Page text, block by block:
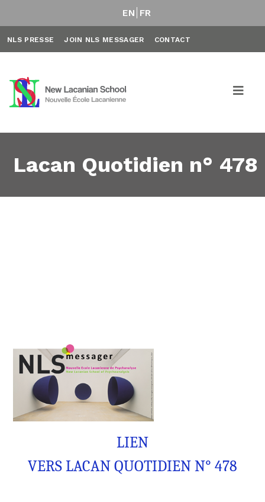
EN FR
NLS PRESSE JOIN NLS MESSAGER CONTACT
Lacan Quotidien n° 478
LIEN
VERS LACAN QUOTIDIEN N° 478